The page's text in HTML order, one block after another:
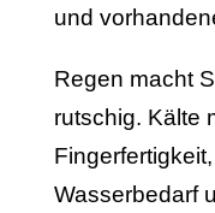
und
Regen macht
rutschig. Kälte
Wasserbedarf